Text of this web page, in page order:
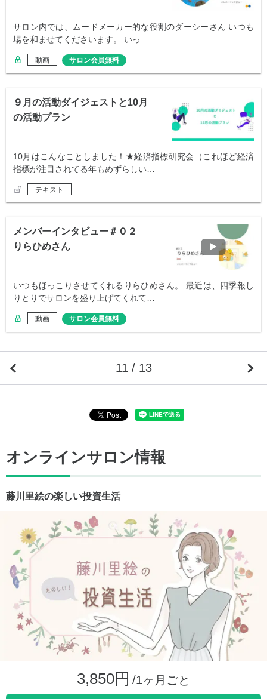
サロン内では、ムードメーカー的な役割のダーシーさん いつも
場を和ませてくださいます。 いっ…
動画 サロン会員無料
９月の活動ダイジェストと10月
の活動プラン
10月はこんなことしました！★経済指標研究会（これほど経済
指標が注目されてる年もめずらしい…
テキスト
メンバーインタビュー＃０２
りらひめさん
いつもほっこりさせてくれるりらひめさん。 最近は、四季報し
りとりでサロンを盛り上げてくれて…
動画 サロン会員無料
11 / 13
オンラインサロン情報
藤川里絵の楽しい投資生活
3,850円 /1ヶ月ごと